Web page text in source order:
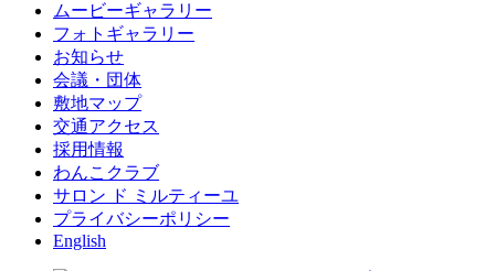
ムービーギャラリー
フォトギャラリー
お知らせ
会議・団体
敷地マップ
交通アクセス
採用情報
わんこクラブ
サロン ド ミルティーユ
プライバシーポリシー
English